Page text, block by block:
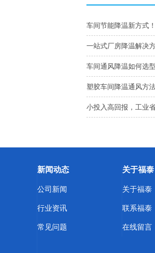
车间节能降温新方式
一站式厂房降温解决
车间通风降温如何选
塑胶车间降温通风方
小投入高回报，工业
新闻动态
公司新闻
行业资讯
常见问题
关于福泰
关于福泰
联系福泰
在线留言